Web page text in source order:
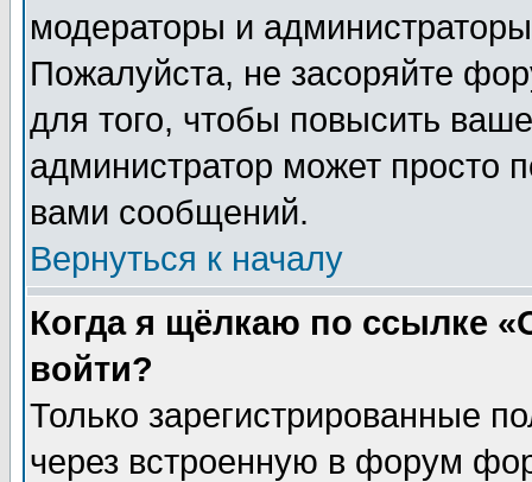
модераторы и
Пожалуйста, не засоряйте
для того, чтобы повысить
администратор может просто
вами сообщений.
Вернуться к началу
Когда я щёлкаю по ссылке
войти?
Только зарегистрированные
через встроенную в форум